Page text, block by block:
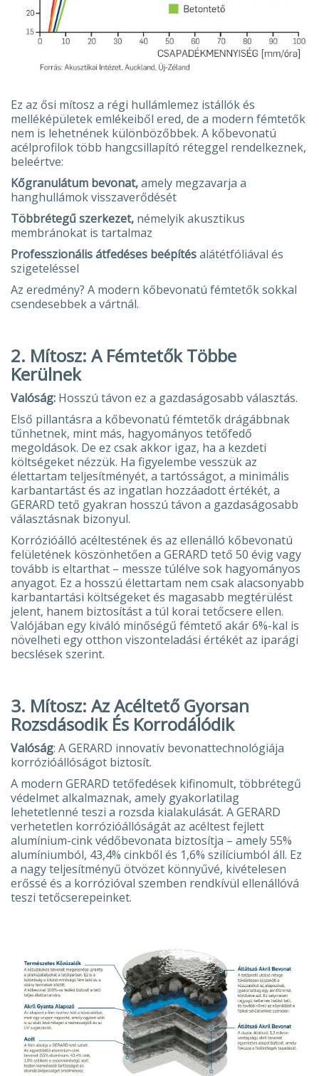
Ez az ősi mítosz a régi hullámlemez istállók és
melléképületek emlékeiből ered, de a modern fémtetők
nem is lehetnének különbözőbbek. A kőbevonatú
acélprofilok több hangcsillapító réteggel rendelkeznek,
beleértve:
Kőgranulátum bevonat,amely megzavarja a
hanghullámok visszaverődését
Többrétegű szerkezet, némelyik akusztikus
membránokat is tartalmaz
Professzionális átfedéses beépítésalátétfóliával és
szigeteléssel
Az eredmény? A modern kőbevonatú fémtetők sokkal
csendesebbek a vártnál.
2. Mítosz: A Fémtetők Többe
Kerülnek
Valóság: Hosszú távon ez a gazdaságosabb választás.
Első pillantásra a kőbevonatú fémtetők drágábbnak
tűnhetnek, mint más, hagyományos tetőfedő
megoldások. De ez csak akkor igaz, ha a kezdeti
költségeket nézzük. Ha figyelembe vesszük az
élettartam teljesítményét, a tartósságot, a minimális
karbantartást és az ingatlan hozzáadott értékét, a
GERARD tető gyakran hosszú távon a gazdaságosabb
választásnak bizonyul.
Korrózióálló acéltestének és az ellenálló kőbevonatú
felületének köszönhetően a GERARD tető 50 évig vagy
tovább is eltarthat – messze túlélve sok hagyományos
anyagot. Ez a hosszú élettartam nem csak alacsonyabb
karbantartási költségeket és magasabb megtérülést
jelent, hanem biztosítást a túl korai tetőcsere ellen.
Valójában egy kiváló minőségű fémtető akár 6%-kal is
növelheti egy otthon viszonteladási értékét az iparági
becslések szerint.
3. Mítosz: Az Acéltető Gyorsan
Rozsdásodik És Korrodálódik
Valóság: A GERARD innovatív bevonattechnológiája
korrózióállóságot biztosít.
A modern GERARD tetőfedések kifinomult, többrétegű
védelmet alkalmaznak, amely gyakorlatilag
lehetetlenné teszi a rozsda kialakulását. A GERARD
verhetetlen korrózióállóságát az acéltest fejlett
alumínium-cink védőbevonata biztosítja – amely 55%
alumíniumból, 43,4% cinkből és 1,6% szilíciumból áll. Ez
a nagy teljesítményű ötvözet könnyűvé, kivételesen
erőssé és a korrózióval szemben rendkívül ellenállóvá
teszi tetőcserepeinket.